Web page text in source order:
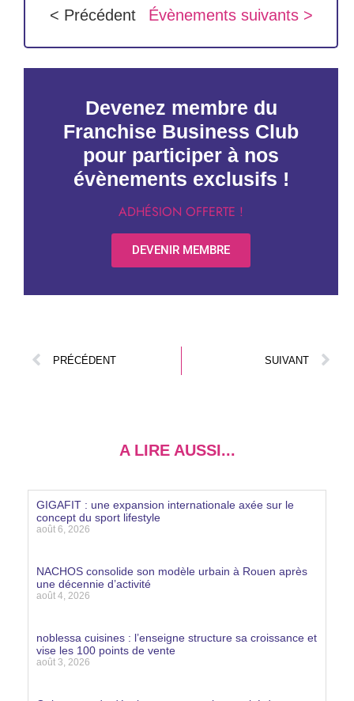
< Précédent Évènements suivants >
Devenez membre du
Franchise Business Club
pour participer à nos
évènements exclusifs !
ADHÉSION OFFERTE !
DEVENIR MEMBRE
PRÉCÉDENT SUIVANT
A LIRE AUSSI...
GIGAFIT : une expansion internationale axée sur le
concept du sport lifestyle
août 6, 2026
NACHOS consolide son modèle urbain à Rouen après
une décennie d’activité
août 4, 2026
noblessa cuisines : l’enseigne structure sa croissance et
vise les 100 points de vente
août 3, 2026